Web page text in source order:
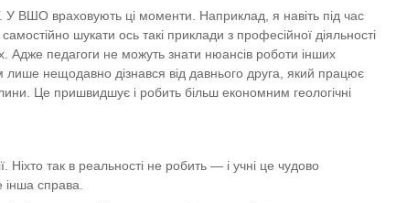
ВШО враховують ці моменти. Наприклад, я навіть під час
шукати ось такі приклади з професійної діяльності
Адже педагоги не можуть знати нюансів роботи інших
лише нещодавно дізнався від давнього друга, який працює
Це пришвидшує і робить більш економним геологічні
так в реальності не робить — і учні це чудово
справа.